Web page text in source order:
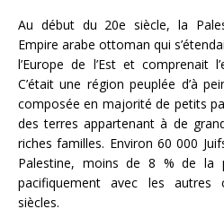
Au début du 20e siècle, la
Empire arabe ottoman qui
l’Europe de l’Est et comprenait
C’était une région peuplée d’à
composée en majorité de petits
des terres appartenant à de
riches familles. Environ 60 000
Palestine, moins de 8 % de la
pacifiquement avec les autres
siècles.